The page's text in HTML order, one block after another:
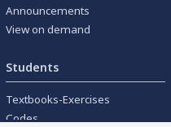
Announcements
View on demand
Students
Textbooks-Exercises
Codes